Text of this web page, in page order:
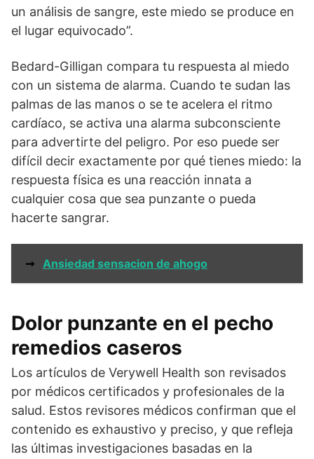
un análisis de sangre, este miedo se produce en
el lugar equivocado”.
Bedard-Gilligan compara tu respuesta al miedo
con un sistema de alarma. Cuando te sudan las
palmas de las manos o se te acelera el ritmo
cardíaco, se activa una alarma subconsciente
para advertirte del peligro. Por eso puede ser
difícil decir exactamente por qué tienes miedo: la
respuesta física es una reacción innata a
cualquier cosa que sea punzante o pueda
hacerte sangrar.
➞ Ansiedad sensacion de ahogo
Dolor punzante en el pecho
remedios caseros
Los artículos de Verywell Health son revisados
por médicos certificados y profesionales de la
salud. Estos revisores médicos confirman que el
contenido es exhaustivo y preciso, y que refleja
las últimas investigaciones basadas en la